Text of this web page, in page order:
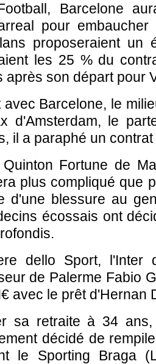
Barcelone
pour
proposeraient un
les 25 % du
après son départ pour
Barcelone, le
d'Amsterdam, le
il a paraphé un
Fortune de
plus compliqué que
d'une blessure au
écossais ont
dello Sport, l'Inter
de Palerme Fabio
avec le prêt d'Hernan
sa retraite à 34 ans,
décidé de
le Sporting Braga